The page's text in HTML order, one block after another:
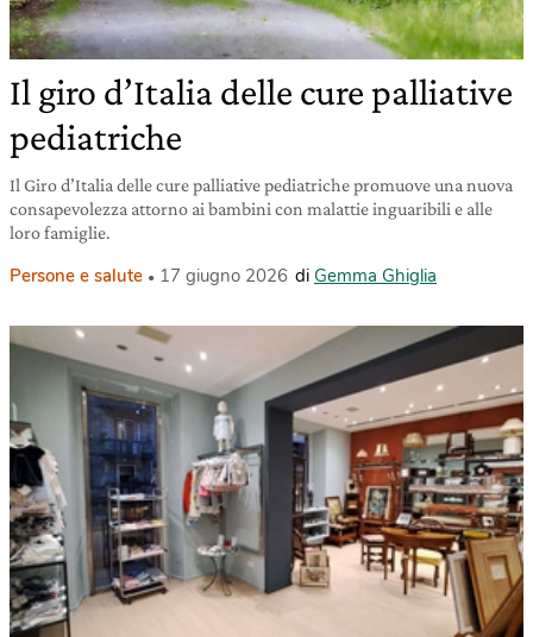
Il giro d’Italia delle cure palliative
pediatriche
Il Giro d’Italia delle cure palliative pediatriche promuove una nuova
consapevolezza attorno ai bambini con malattie inguaribili e alle
loro famiglie.
Persone e salute 17 giugno 2026 di Gemma Ghiglia